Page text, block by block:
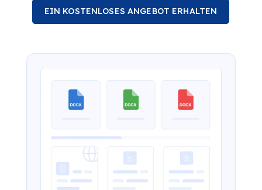
EIN KOSTENLOSES ANGEBOT ERHALTEN